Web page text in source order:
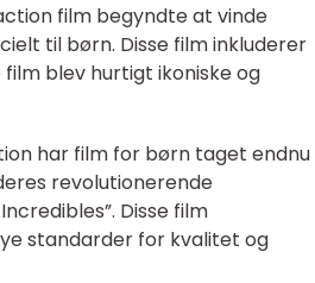
film begyndte at vinde
til børn. Disse film inkluderer
film blev hurtigt ikoniske og
har film for børn taget endnu
revolutionerende
Disse film
standarder for kvalitet og